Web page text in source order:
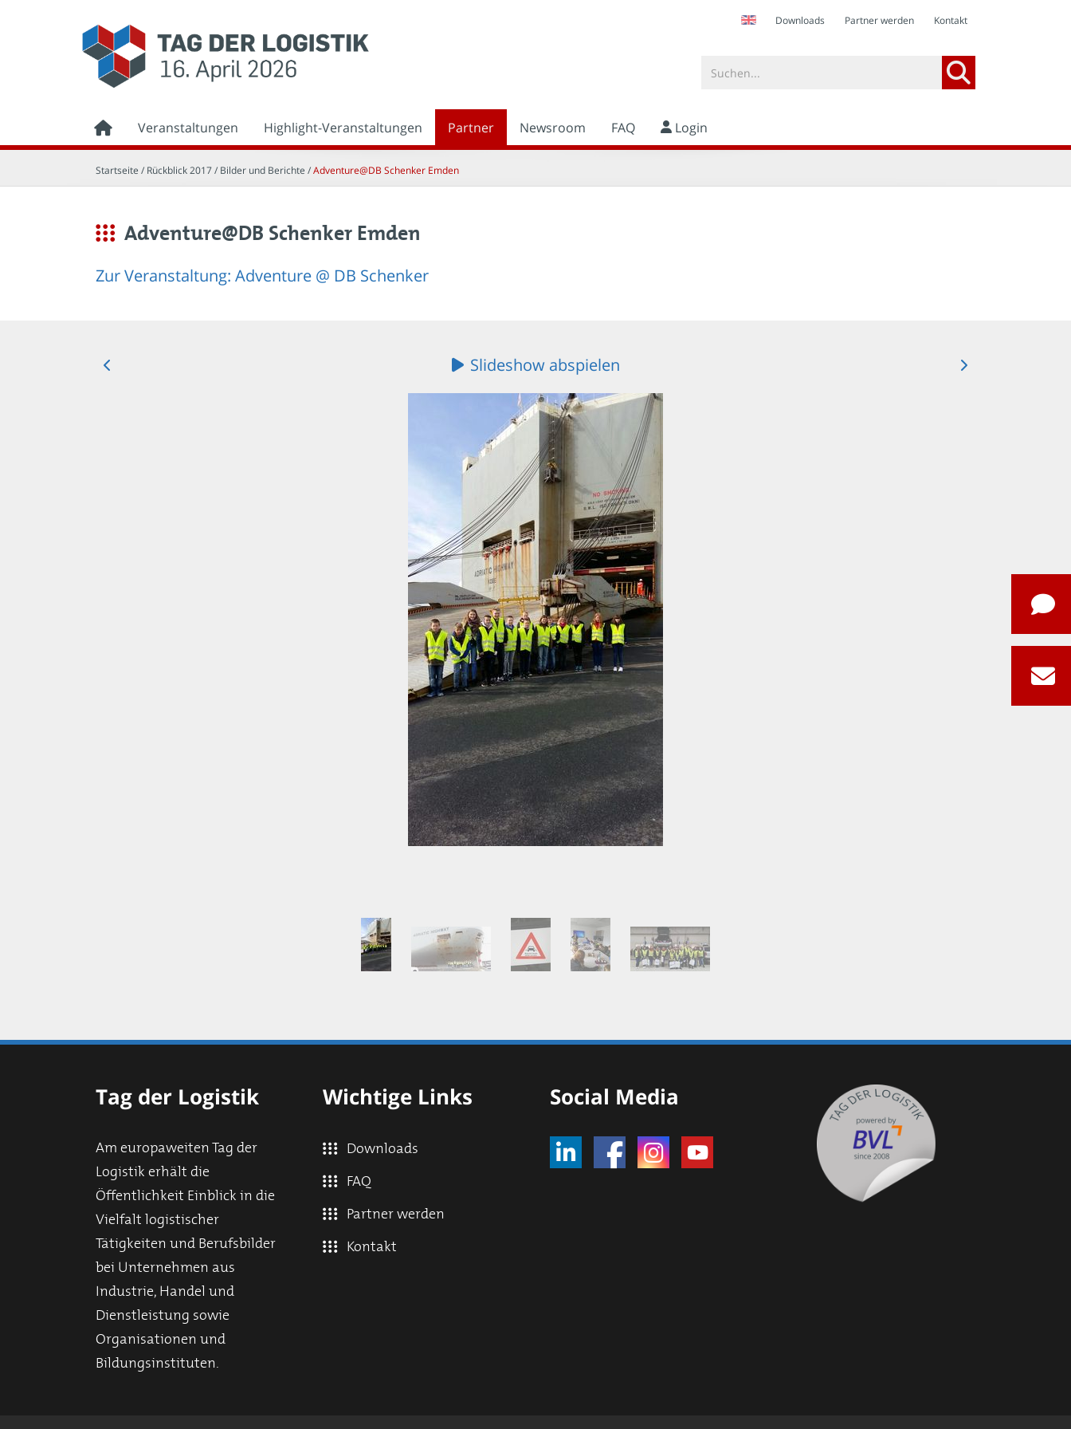
Downloads Partner werden Kontakt
Veranstaltungen Highlight-Veranstaltungen Partner Newsroom FAQ Login
Startseite / Rückblick 2017 / Bilder und Berichte /Adventure@DB Schenker Emden
Adventure@DB Schenker Emden
Zur Veranstaltung: Adventure @ DB Schenker
Slideshow abspielen
Tag der Logistik
Am europaweiten Tag der
Logistik erhält die
Öffentlichkeit Einblick in die
Vielfalt logistischer
Tätigkeiten und Berufsbilder
bei Unternehmen aus
Industrie, Handel und
Dienstleistung sowie
Organisationen und
Bildungsinstituten.
Wichtige Links
Downloads
FAQ
Partner werden
Kontakt
Social Media